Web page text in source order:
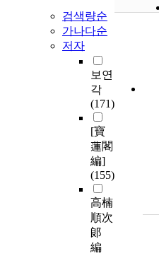
검색량순
가나다순
저자
보연
각
(171)
[寶
蓮閣
編]
(155)
高楠
順次
郞
編